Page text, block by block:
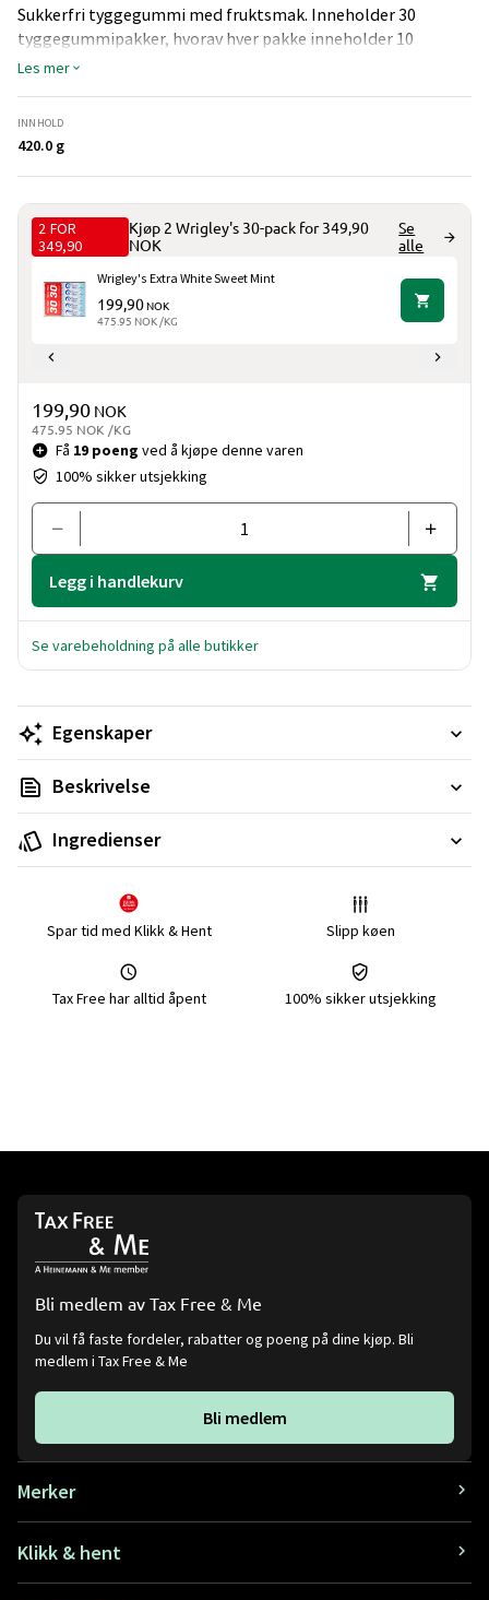
Sukkerfri tyggegummi med fruktsmak. Inneholder 30
tyggegummipakker, hvorav hver pakke inneholder 10
tyggegummier.
Les mer
INNHOLD
420.0 g
2 FOR
349,90
Kjøp 2 Wrigley's 30-pack for 349,90
NOK
Se
alle
Wrigley's Extra White Sweet Mint
199,90NOK
475.95 NOK /KG
Pris og mengde
Få 19 poeng ved å kjøpe denne varen
100% sikker utsjekking
199,90 NOK
475.95 NOK /KG
Legg i handlekurv
Se varebeholdning på alle butikker
Egenskaper
Beskrivelse
Ingredienser
Spar tid med Klikk & Hent Slipp køen
Tax Free har alltid åpent 100% sikker utsjekking
Bli medlem av Tax Free & Me
Du vil få faste fordeler, rabatter og poeng på dine kjøp. Bli
medlem i Tax Free & Me
Bli medlem
Merker
Klikk & hent